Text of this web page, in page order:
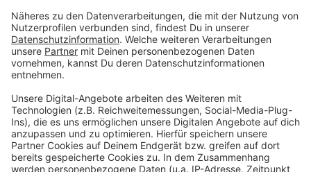
Dadurch, dass man sich auf Verwendung von
Bluetooth LEgeeinigt hat, sei ein schneller leerer
Akku eigentlich ausgeschlossen. LE steht für Low
Engergy (geringen Strombedarf). Die Entwickler
versprechen, dass das Nutzen der App längst nicht so
viel Strom verbraucht, wie das Streamen von Musik
auf einen Bluetooth-Lautsprecher. Trotzdem wird die
Praxis am Ende zeigen, wie es um die Akkus ausschaut.